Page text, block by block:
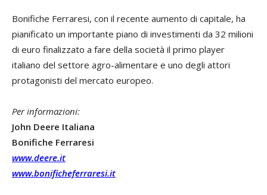
Bonifiche Ferraresi, con il recente aumento di capitale, ha
pianificato un importante piano di investimenti da 32 milioni
di euro finalizzato a fare della società il primo player
italiano del settore agro-alimentare e uno degli attori
protagonisti del mercato europeo.
Per informazioni:
John Deere Italiana
Bonifiche Ferraresi
www.deere.it
www.bonificheferraresi.it